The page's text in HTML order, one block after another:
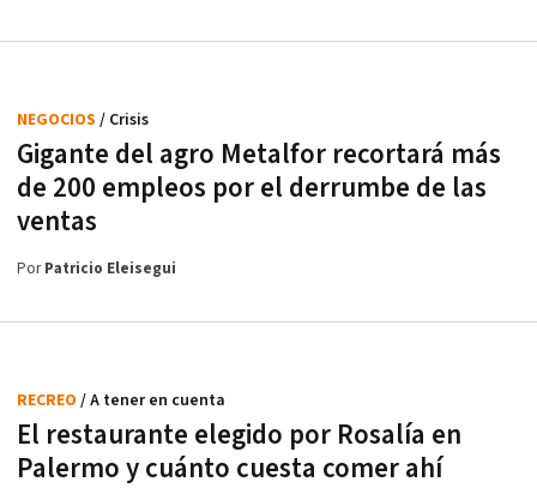
Gigante del agro Metalfor recortará más
de 200 empleos por el derrumbe de las
ventas
NEGOCIOS / Crisis
PorPatricio Eleisegui
El restaurante elegido por Rosalía en
Palermo y cuánto cuesta comer ahí
RECREO / A tener en cuenta